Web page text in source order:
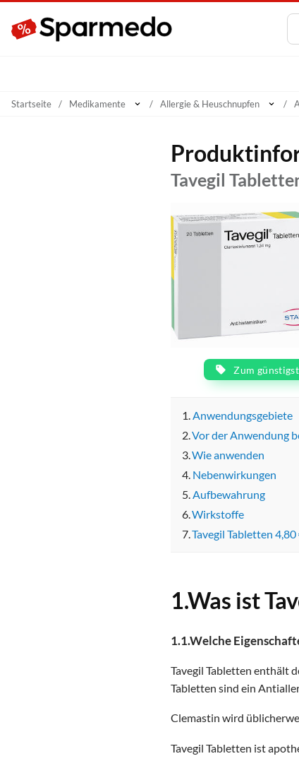
Startseite Medikamente Allergie & Heuschnupfen
Tavegil
Zum
Anwendungsgebiete
Vor der Anwendung
Wie anwenden
Nebenwirkungen
Aufbewahrung
Wirkstoffe
Tavegil Tabletten
1.Was ist
1.1.Welche
Tavegil Tabletten enthält
Tabletten sind ein
Clemastin wird
Tavegil Tabletten ist